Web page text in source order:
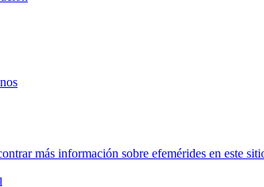
más información sobre efemérides en este